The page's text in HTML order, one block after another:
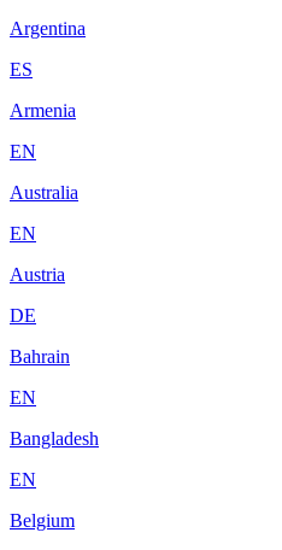
Argentina
ES
Armenia
EN
Australia
EN
Austria
DE
Bahrain
EN
Bangladesh
EN
Belgium